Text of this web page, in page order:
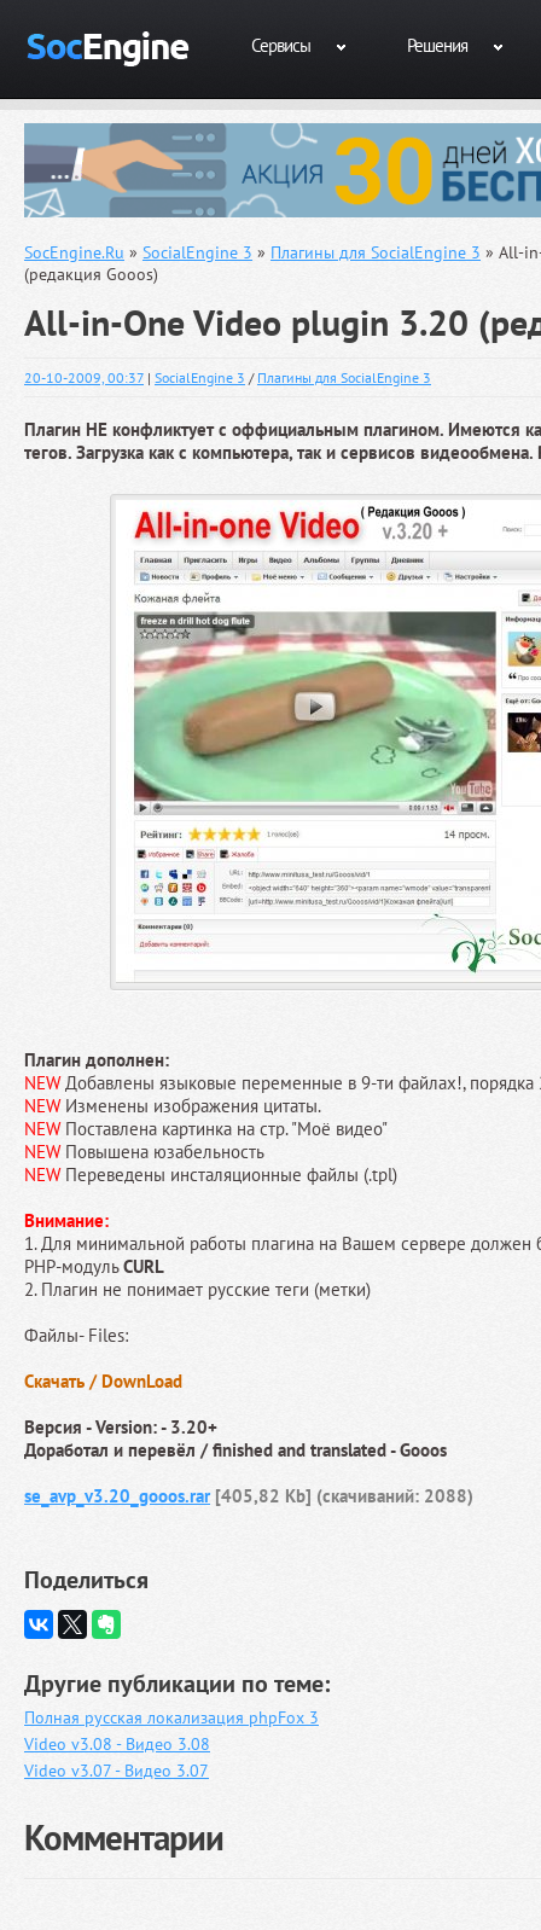
Сервисы Решения
SocEngine.Ru » SocialEngine 3 » Плагины для SocialEngine 3 » All-
(редакция Gooos)
All-in-One Video plugin 3.20
20-10-2009, 00:37 | SocialEngine 3 / Плагины для SocialEngine 3
Плагин НЕ конфликтует с оффициальным плагином. Имеются
тегов. Загрузка как с компьютера, так и сервисов
Плагин дополнен:
NEWДобавлены языковые переменные в 9-ти файлах!, порядка
NEWИзменены изображения цитаты.
NEWПоставлена картинка на стр. "Моё видео"
NEWПовышена юзабельность
NEWПереведены инсталяционные файлы (.tpl)
Внимание:
1. Для минимальной работы плагина на Вашем сервере должен
PHP-модульCURL
2. Плагин не понимает русские теги (метки)
Файлы- Files:
Скачать / DownLoad
Версия - Version: - 3.20+
Доработал и перевёл / finished and translated - Gooos
se_avp_v3.20_gooos.rar[405,82 Kb] (cкачиваний: 2088)
Поделиться
Другие публикации по теме:
Полная русская локализация phpFox 3
Video v3.08 - Видео 3.08
Video v3.07 - Видео 3.07
Комментарии